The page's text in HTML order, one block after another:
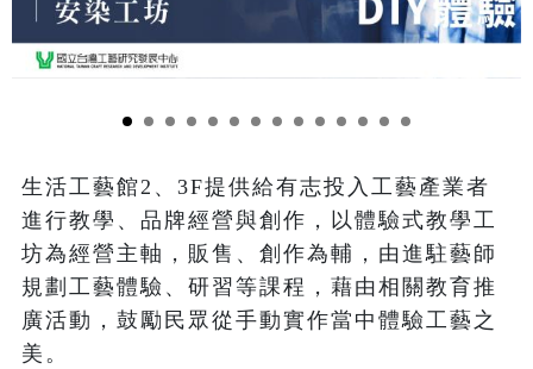
生活工藝館2、3F提供給有志投入工藝產業者
進行教學、品牌經營與創作，以體驗式教學工
坊為經營主軸，販售、創作為輔，由進駐藝師
規劃工藝體驗、研習等課程，藉由相關教育推
廣活動，鼓勵民眾從手動實作當中體驗工藝之
美。